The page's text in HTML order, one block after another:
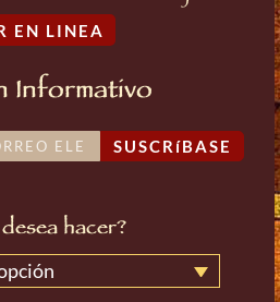
EN LINEA
Informativo
SUSCRíBASE
hacer?